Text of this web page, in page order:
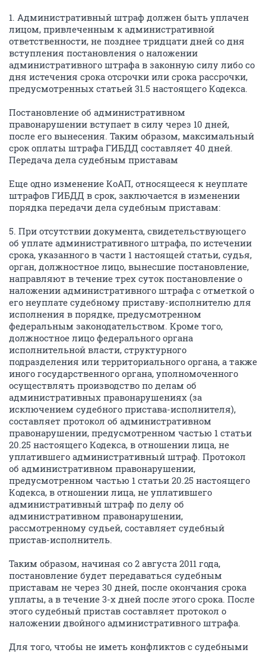
1. Административный штраф должен быть уплачен
лицом, привлеченным к административной
ответственности, не позднее тридцати дней со дня
вступления постановления о наложении
административного штрафа в законную силу либо со
дня истечения срока отсрочки или срока рассрочки,
предусмотренных статьей 31.5 настоящего Кодекса.
Постановление об административном
правонарушении вступает в силу через 10 дней,
после его вынесения. Таким образом, максимальный
срок оплаты штрафа ГИБДД составляет 40 дней.
Передача дела судебным приставам
Еще одно изменение КоАП, относящееся к неуплате
штрафов ГИБДД в срок, заключается в изменении
порядка передачи дела судебным приставам:
5. При отсутствии документа, свидетельствующего
об уплате административного штрафа, по истечении
срока, указанного в части 1 настоящей статьи, судья,
орган, должностное лицо, вынесшие постановление,
направляют в течение трех суток постановление о
наложении административного штрафа с отметкой о
его неуплате судебному приставу-исполнителю для
исполнения в порядке, предусмотренном
федеральным законодательством. Кроме того,
должностное лицо федерального органа
исполнительной власти, структурного
подразделения или территориального органа, а также
иного государственного органа, уполномоченного
осуществлять производство по делам об
административных правонарушениях (за
исключением судебного пристава-исполнителя),
составляет протокол об административном
правонарушении, предусмотренном частью 1 статьи
20.25 настоящего Кодекса, в отношении лица, не
уплатившего административный штраф. Протокол
об административном правонарушении,
предусмотренном частью 1 статьи 20.25 настоящего
Кодекса, в отношении лица, не уплатившего
административный штраф по делу об
административном правонарушении,
рассмотренному судьей, составляет судебный
пристав-исполнитель.
Таким образом, начиная со 2 августа 2011 года,
постановление будет передаваться судебным
приставам не через 30 дней, после окончания срока
уплаты, а в течение 3-х дней после этого срока. После
этого судебный пристав составляет протокол о
наложении двойного административного штрафа.
Для того, чтобы не иметь конфликтов с судебными